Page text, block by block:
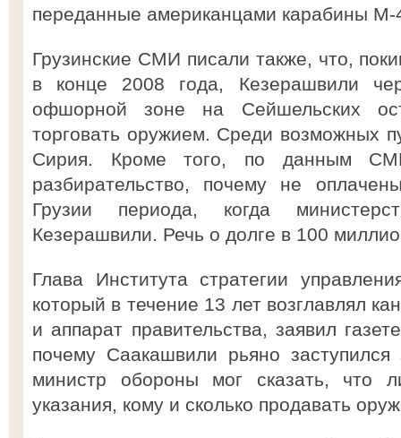
переданные американцами карабины М-
Грузинские СМИ писали также, что,
в конце 2008 года, Кезерашвили
офшорной зоне на Сейшельских
торговать оружием. Среди возможных
Сирия. Кроме того, по данным
разбирательство, почему не
Грузии периода, когда
Кезерашвили. Речь о долге в 100
Глава Института стратегии
который в течение 13 лет возглавлял
и аппарат правительства, заявил
почему Саакашвили рьяно
министр обороны мог сказать, что
указания, кому и сколько продавать